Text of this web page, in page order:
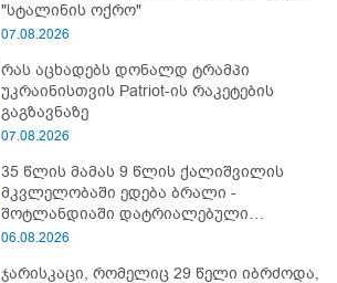
"სტალინის ოქრო"
07.08.2026
რას აცხადებს დონალდ ტრამპი
უკრაინისთვის Patriot-ის რაკეტების
გაგზავნაზე
07.08.2026
35 წლის მამას 9 წლის ქალიშვილის
მკვლელობაში ედება ბრალი -
შოტლანდიაში დატრიალებული
ტრაგედიის დეტალები
06.08.2026
ჯარისკაცი, რომელიც 29 წელი იბრძოდა,